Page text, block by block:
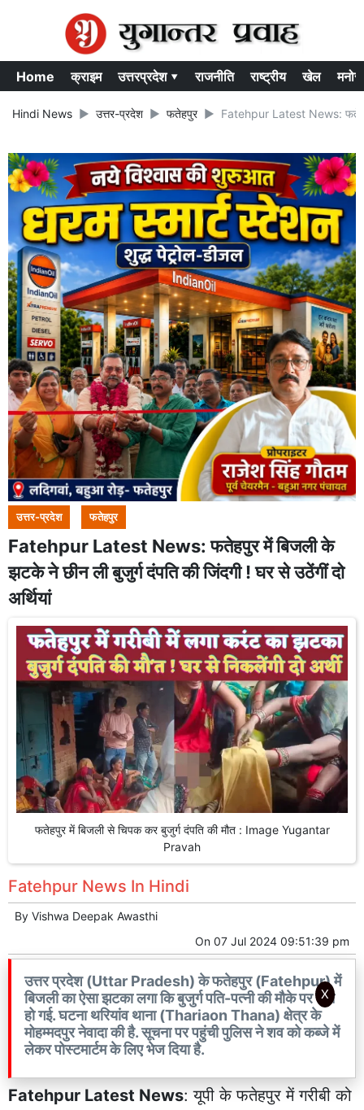
Home क्राइम उत्तरप्रदेश ▾ राजनीति राष्ट्रीय खेल
Hindi News उत्तर-प्रदेश फतेहपुर Fatehpur Latest News:
उत्तर-प्रदेश फतेहपुर
Fatehpur Latest News: फतेहपुर में बिजली के
झटके ने छीन ली बुजुर्ग दंपति की जिंदगी ! घर से उठेंगीं दो
अर्थियां
फतेहपुर में बिजली से चिपक कर बुजुर्ग दंपति की मौत : Image Yugantar
Pravah
Fatehpur News In Hindi
By Vishwa Deepak Awasthi
On 07 Jul 2024 09:51:39 pm
उत्तर प्रदेश (Uttar Pradesh) के फतेहपुर (Fatehpur) में
बिजली का ऐसा झटका लगा कि बुजुर्ग पति-पत्नी की मौके पर मौत
हो गई. घटना थरियांव थाना (Thariaon Thana) क्षेत्र के
मोहम्मदपुर नेवादा की है. सूचना पर पहुंची पुलिस ने शव को कब्जे में
लेकर पोस्टमार्टम के लिए भेज दिया है.
Fatehpur Latest News: यूपी के फतेहपुर में गरीबी को
X